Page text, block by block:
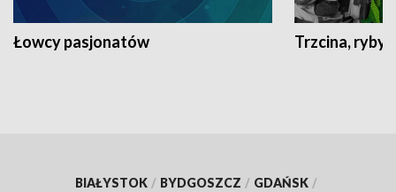
Łowcy pasjonatów Trzcina, ryby
BIAŁYSTOK / BYDGOSZCZ / GDAŃSK /